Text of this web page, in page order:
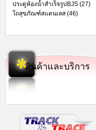
ประตูห้องน้ำสำเร็จรูปBJS (27)
โถสุขภัณฑ์สแตนเลส (46)
สินค้าและบริการ